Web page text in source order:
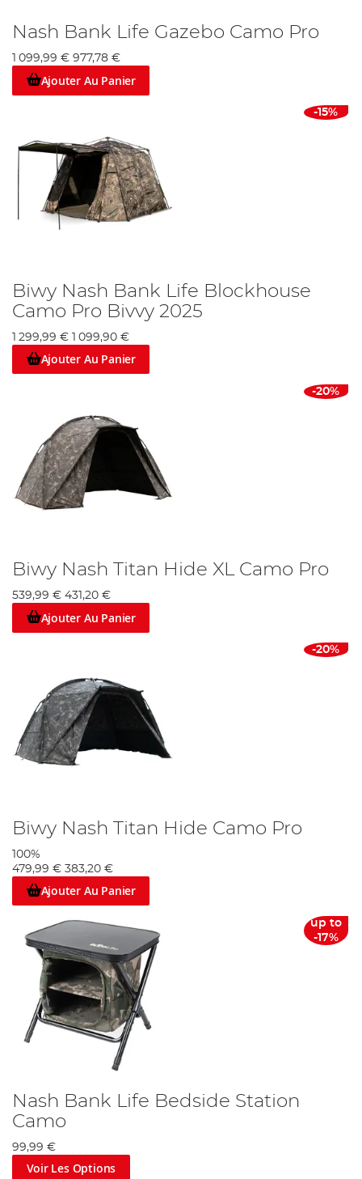
Nash Bank Life Gazebo Camo Pro
1 099,99 € 977,78 €
Ajouter Au Panier
-15%
Biwy Nash Bank Life Blockhouse
Camo Pro Bivvy 2025
1 299,99 € 1 099,90 €
Ajouter Au Panier
-20%
Biwy Nash Titan Hide XL Camo Pro
539,99 € 431,20 €
Ajouter Au Panier
-20%
Biwy Nash Titan Hide Camo Pro
100%
479,99 € 383,20 €
Ajouter Au Panier
up to
-17%
Nash Bank Life Bedside Station
Camo
99,99 €
Voir Les Options